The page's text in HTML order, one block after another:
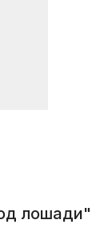
лошади"